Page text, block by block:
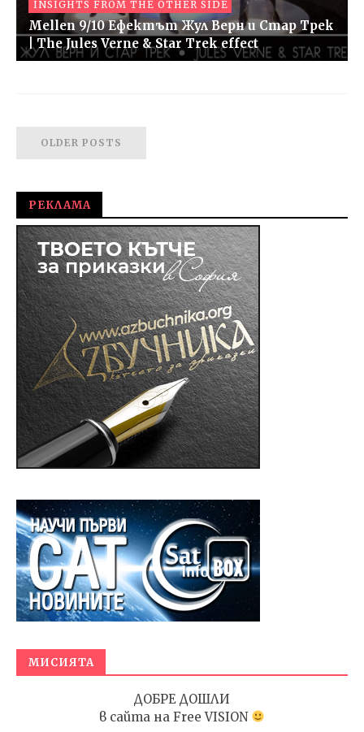
INSIGHTS FROM THE OTHER SIDE
Mellen 9/10 Ефектът Жул Верн и Стар Трек
| The Jules Verne & Star Trek effect
OLDER POSTS
РЕКЛАМА
МИСИЯТА
ДОБРЕ ДОШЛИ
в сайта на Free VISION